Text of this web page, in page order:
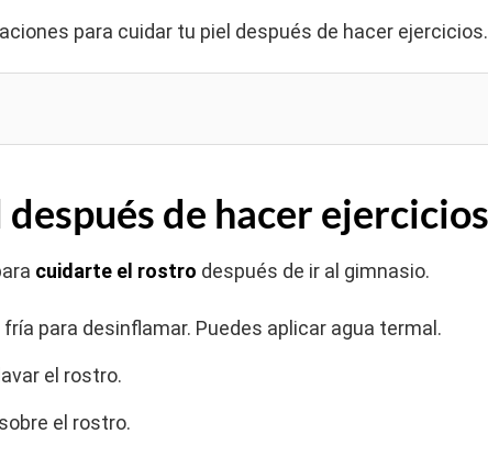
para cuidar tu piel después de hacer
de hacer
cuidarte el rostro después de ir al gimnasio.
para desinflamar. Puedes aplicar agua termal.
el rostro.
el rostro.